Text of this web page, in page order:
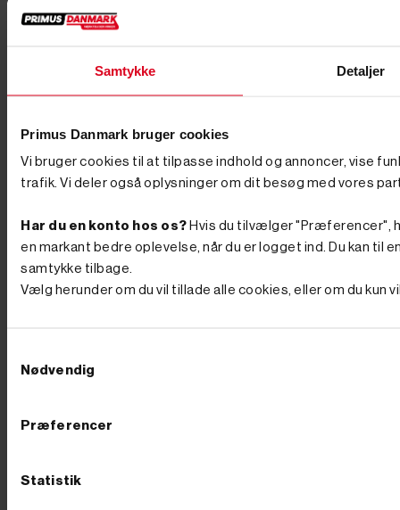
Samtykke Detaljer
Primus Danmark bruger cookies
Vi bruger cookies til at tilpasse indhold og annoncer, vise
trafik. Vi deler også oplysninger om dit besøg med vores
Har du en konto hos os? Hvis du tilvælger "Præferencer",
en markant bedre oplevelse, når du er logget ind. Du kan
samtykke tilbage.
Vælg herunder om du vil tillade alle cookies, eller om du kun
Nødvendig
Præferencer
Statistik
hobby- og professionel sammenhæng. Flækker –
modeller til privat brug. Splitter – Et mere teknisk
løsning til dine behov, uanset hvilken betegnelse der
BEHOV Brændekløvere fås i flere størrelser og
modeller. Til mindre behov og almindelig
betjene. Skal du derimod kløve store mængder brænde
eller arbejde med sejt træ som eg eller bøg, anbefaler vi
en kraftigere model – for eksempel en benzindrevet
model med højere kløvekraft. Få et overblik over de
bedste brændekløvere til dit behov her: Kapacitet - En
køre elektrisk? Kløvelængde - Hvilken længde skal dit
hjælp og vejledning. Ring endelig til os på 76 62 00 36
HVILKEN OLIE SKAL BRUGES? Du skal bruge
hydraulikolie til din brændekløver. Hydraulikolie er